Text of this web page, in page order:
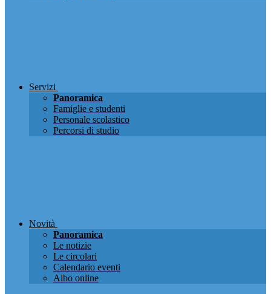
Servizi
Panoramica
Famiglie e studenti
Personale scolastico
Percorsi di studio
Novità
Panoramica
Le notizie
Le circolari
Calendario eventi
Albo online